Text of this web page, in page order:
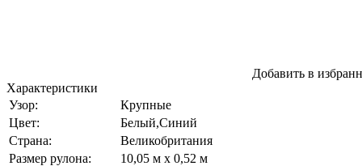
Добавить в
Характеристики
Узор:
Крупные
Цвет:
Белый,Синий
Страна:
Великобритания
Размер рулона:
10,05 м x 0,52 м